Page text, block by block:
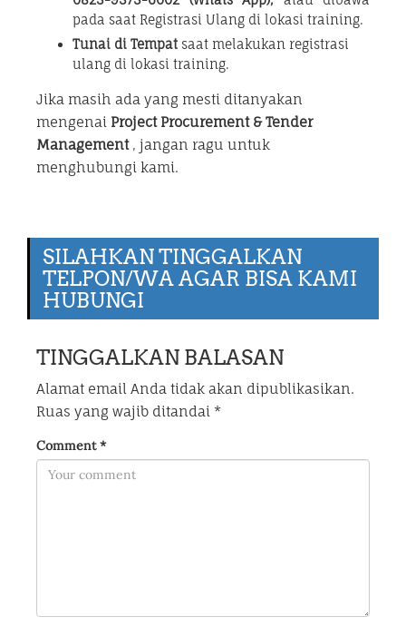
pada saat Registrasi Ulang di lokasi training.
Tunai di Tempat saat melakukan registrasi
ulang di lokasi training.
Jika masih ada yang mesti ditanyakan
mengenai Project Procurement & Tender
Management, jangan ragu untuk
menghubungi kami.
SILAHKAN TINGGALKAN
TELPON/WA AGAR BISA KAMI
HUBUNGI
TINGGALKAN BALASAN
Alamat email Anda tidak akan dipublikasikan.
Ruas yang wajib ditandai *
Comment*